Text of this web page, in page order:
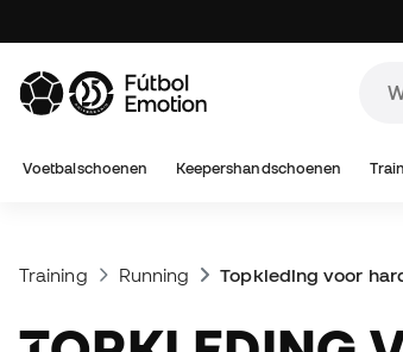
Voetbalschoenen Keepershandschoenen
Training Running Topkleding voor